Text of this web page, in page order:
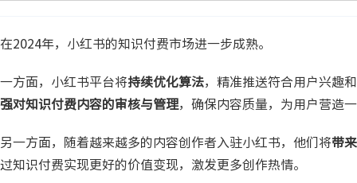
在2024年，小红书的知识付费市场进一步成熟。
一方面，小红书平台将持续优化算法，精准推送符合用户兴趣
强对知识付费内容的审核与管理，确保内容质量，为用户营造
另一方面，随着越来越多的内容创作者入驻小红书，他们将带
过知识付费实现更好的价值变现，激发更多创作热情。